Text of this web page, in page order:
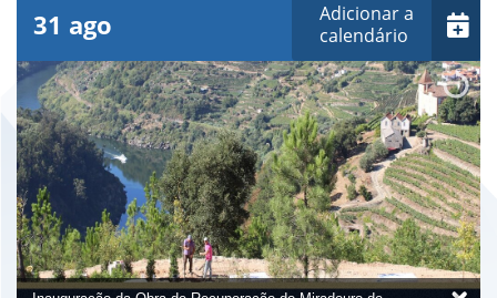
31 ago
Adicionar a
calendário